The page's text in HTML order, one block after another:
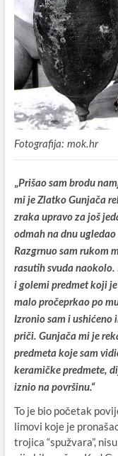
Fotografija: mok.hr
„Prišao sam brodu
mi je Zlatko Gunjača
zraka upravo za još
odmah na dnu
Razgrnuo sam rukom
rasutih svuda naokolo.
i golemi predmet koji
malo pročeprkao po
Izronio sam i ushićeno
priči. Gunjača mi je
predmeta koje sam
keramičke predmete,
iznio na površinu.“
To je bio početak
limovi koje je
trojica “spužvara”,